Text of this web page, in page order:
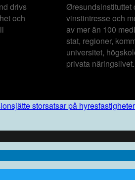
drivs
och
Øresundsinstituttet
vinst­intresse och
av mer än 100
stat, regioner,
universitet,
privata näringslivet.
storsatsar på hyresfastigheter